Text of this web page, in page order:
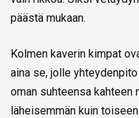
päästä mukaan.
Kolmen kaverin kimpat
aina se, jolle
oman suhteensa kahteen
läheisemmän kuin